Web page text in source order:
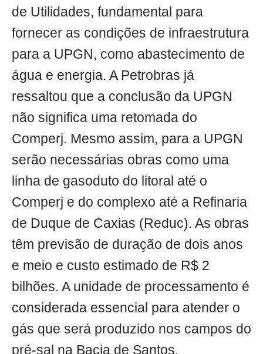
de Utilidades, fundamental para
fornecer as condições de infraestrutura
para a UPGN, como abastecimento de
água e energia. A Petrobras já
ressaltou que a conclusão da UPGN
não significa uma retomada do
Comperj. Mesmo assim, para a UPGN
serão necessárias obras como uma
linha de gasoduto do litoral até o
Comperj e do complexo até a Refinaria
de Duque de Caxias (Reduc). As obras
têm previsão de duração de dois anos
e meio e custo estimado de R$ 2
bilhões. A unidade de processamento é
considerada essencial para atender o
gás que será produzido nos campos do
pré-sal na Bacia de Santos.